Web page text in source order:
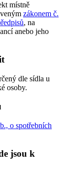
místně
zákonem č.
, na
anebo jeho
dle sídla u
osoby.
o spotřebních
jsou k